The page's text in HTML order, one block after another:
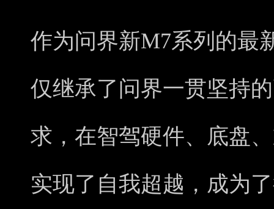
作为问界新M7系列的最
仅继承了问界一贯坚持
求，在智驾硬件、底盘
实现了自我超越，成为